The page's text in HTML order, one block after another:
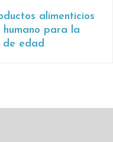
alimenticios
humano para la
edad